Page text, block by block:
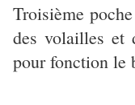
Troisième
des volailles et
pour fonction le